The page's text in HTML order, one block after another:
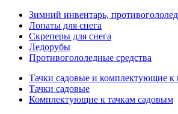
Зимний инвентарь,
Лопаты для снега
Скреперы для снега
Ледорубы
Противогололедные средства
Тачки садовые и комплектующие к
Тачки садовые
Комплектующие к тачкам садовым